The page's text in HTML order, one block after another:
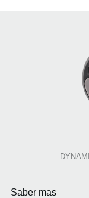
Saber mas